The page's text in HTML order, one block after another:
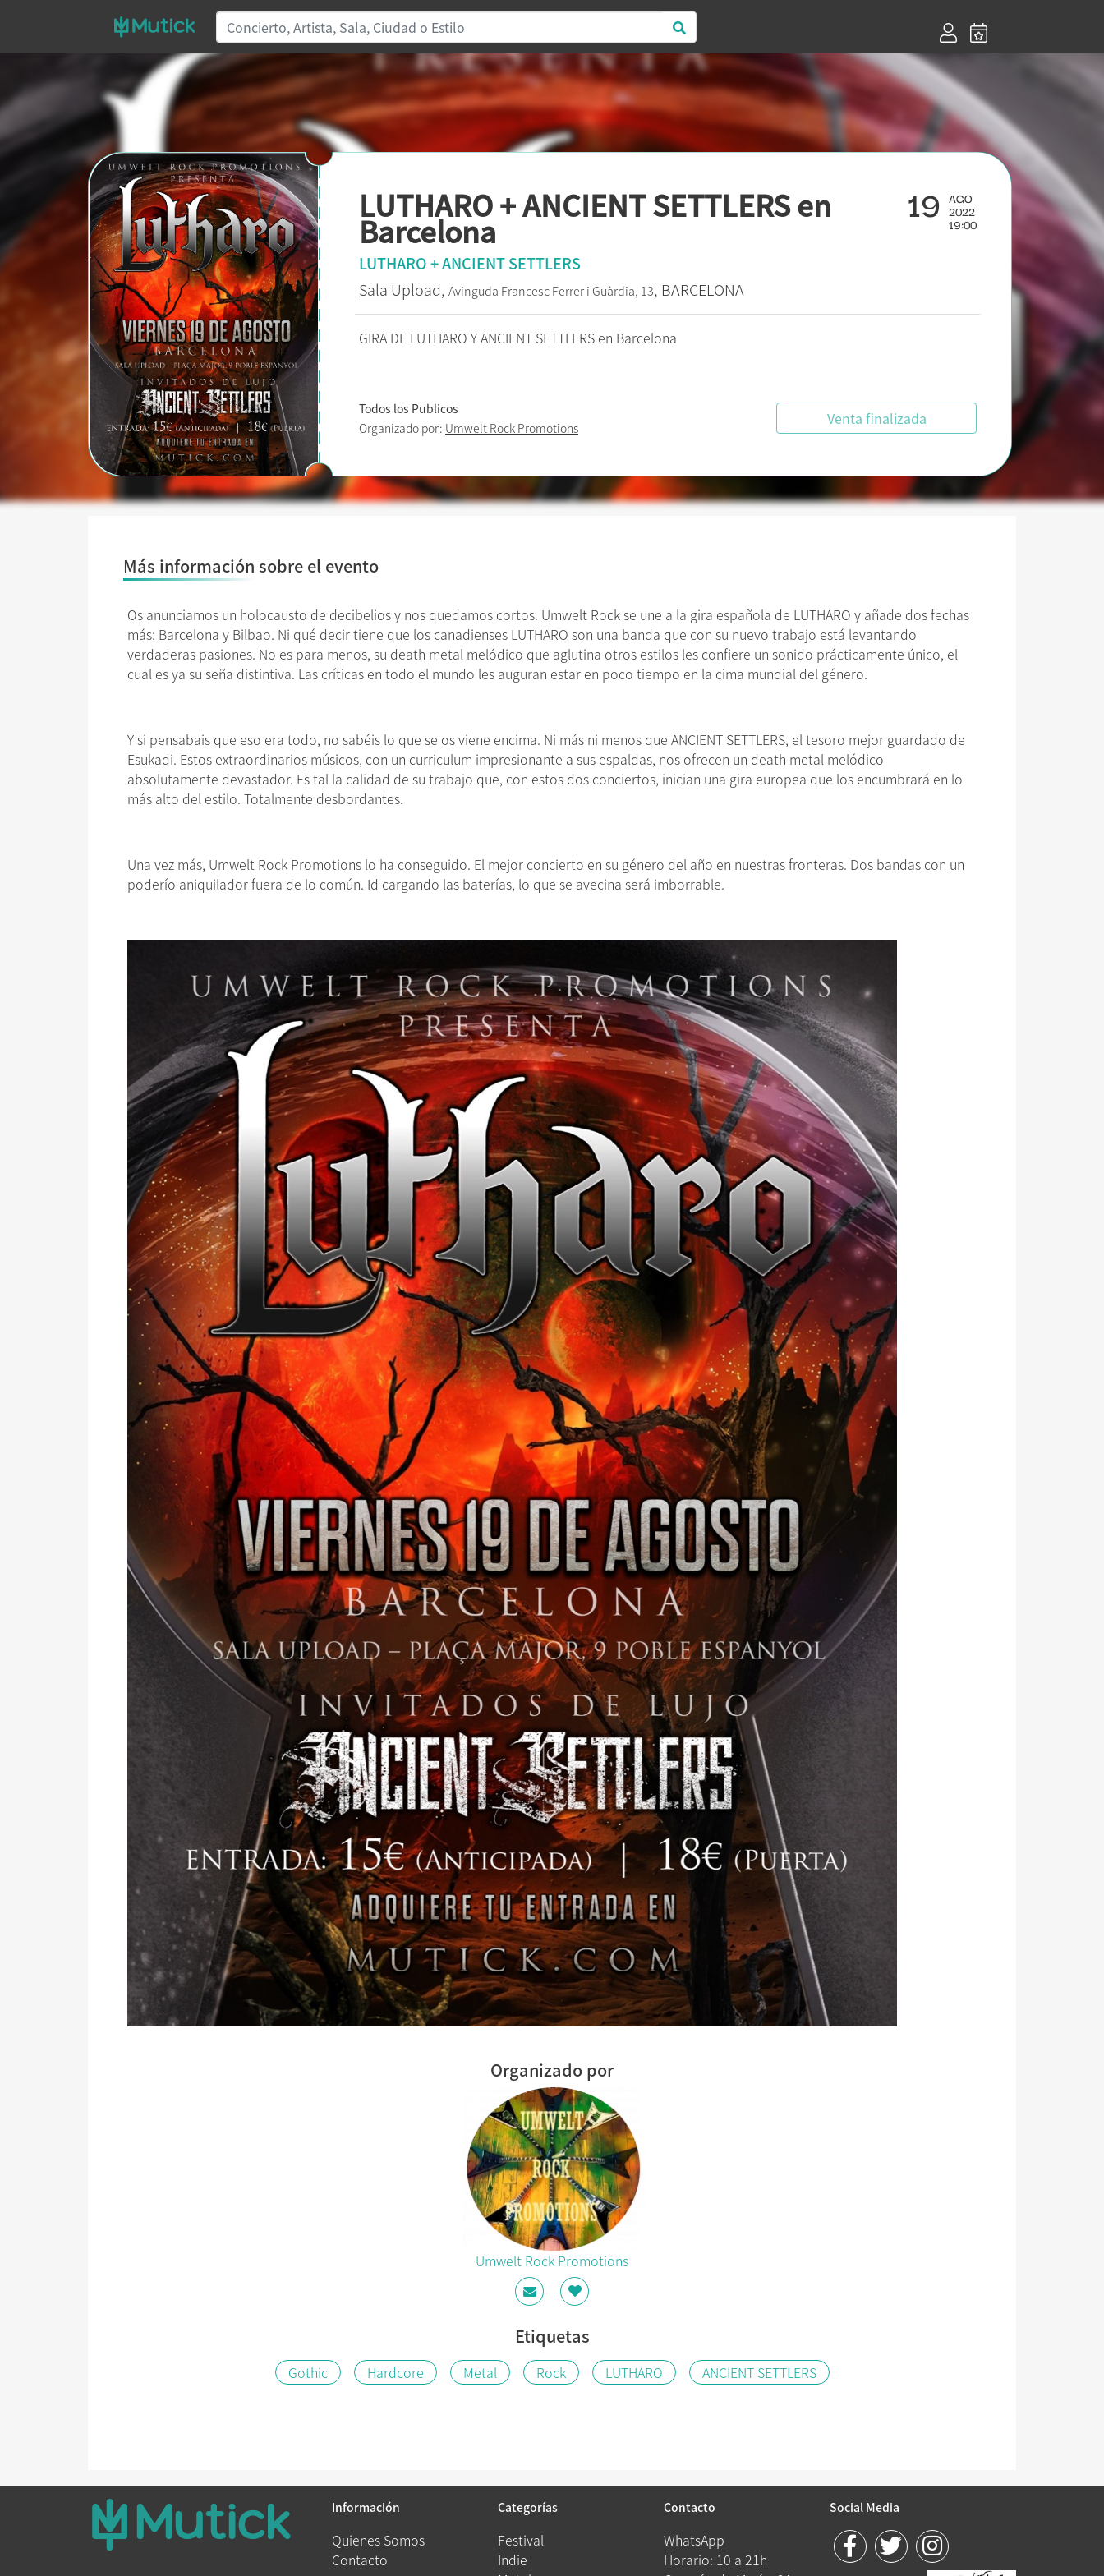
LUTHARO + ANCIENT SETTLERS en
Barcelona
19 AGO
2022
19:00
LUTHARO + ANCIENT SETTLERS
Sala Upload, Avinguda Francesc Ferrer i Guàrdia, 13, BARCELONA
GIRA DE LUTHARO Y ANCIENT SETTLERS en Barcelona
Todos los Publicos
Organizado por: Umwelt Rock Promotions Venta finalizada
Más información sobre el evento
Os anunciamos un holocausto de decibelios y nos quedamos cortos. Umwelt Rock se une a la gira española de LUTHARO y añade dos fechas
más: Barcelona y Bilbao. Ni qué decir tiene que los canadienses LUTHARO son una banda que con su nuevo trabajo está levantando
verdaderas pasiones. No es para menos, su death metal melódico que aglutina otros estilos les confiere un sonido prácticamente único, el
cual es ya su seña distintiva. Las críticas en todo el mundo les auguran estar en poco tiempo en la cima mundial del género.
Y si pensabais que eso era todo, no sabéis lo que se os viene encima. Ni más ni menos que ANCIENT SETTLERS, el tesoro mejor guardado de
Esukadi. Estos extraordinarios músicos, con un curriculum impresionante a sus espaldas, nos ofrecen un death metal melódico
absolutamente devastador. Es tal la calidad de su trabajo que, con estos dos conciertos, inician una gira europea que los encumbrará en lo
más alto del estilo. Totalmente desbordantes.
Una vez más, Umwelt Rock Promotions lo ha conseguido. El mejor concierto en su género del año en nuestras fronteras. Dos bandas con un
poderío aniquilador fuera de lo común. Id cargando las baterías, lo que se avecina será imborrable.
Organizado por
Umwelt Rock Promotions
Etiquetas
Gothic Hardcore Metal Rock LUTHARO ANCIENT SETTLERS
Información
Quienes Somos
Contacto
Categorías
Festival
Indie
Contacto
WhatsApp
Horario: 10 a 21h
Social Media